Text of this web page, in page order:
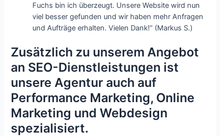
Fuchs bin ich überzeugt. Unsere Website wird nun
viel besser gefunden und wir haben mehr Anfragen
und Aufträge erhalten. Vielen Dank!“ (Markus S.)
Zusätzlich zu unserem Angebot
an SEO-Dienstleistungen ist
unsere Agentur auch auf
Performance Marketing, Online
Marketing und Webdesign
spezialisiert.